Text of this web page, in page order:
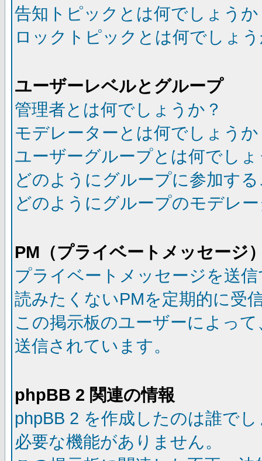
告知トピックとは何でしょうか
ロックトピックとは何でしょ
ユーザーレベルとグループ
管理者とは何でしょうか？
モデレーターとは何でしょうか
ユーザーグループとは何でし
どのようにグループに参加す
どのようにグループのモデレ
PM（プライベートメッセージ
プライベートメッセージを送
読みたくないPMを定期的に受
この掲示板のユーザーによっ
送信されています。
phpBB 2 関連の情報
phpBB 2 を作成したのは誰で
必要な機能がありません。